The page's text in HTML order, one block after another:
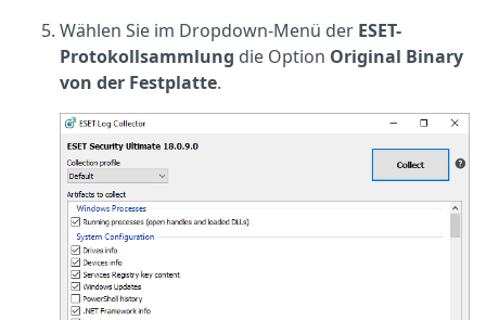
Wählen Sie im Dropdown-Menü der ESET-
Protokollsammlung die Option Original Binary
von der Festplatte.